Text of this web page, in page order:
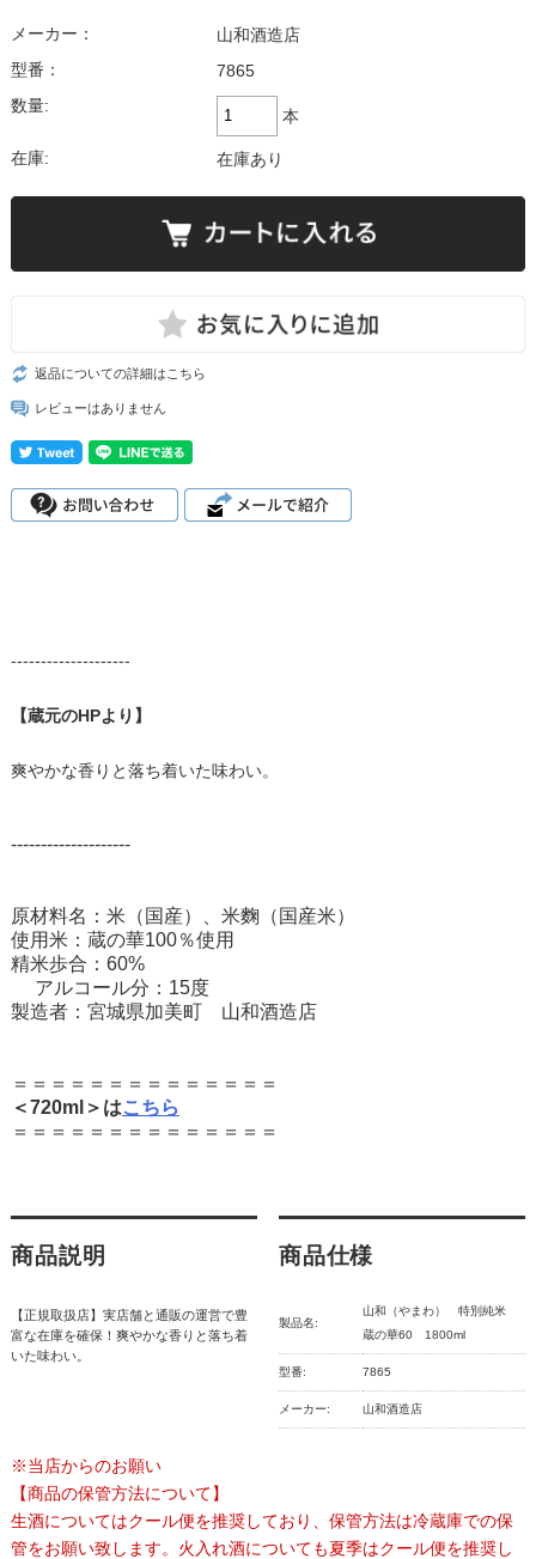
メーカー：
山和酒造店
型番：
7865
数量:
本
在庫: 在庫あり
返品についての詳細はこちら
レビューはありません
--------------------
【蔵元のHPより】
爽やかな香りと落ち着いた味わい。
--------------------
原材料名：米（国産）、米麴（国産米）
使用米：蔵の華100％使用
精米歩合：60%
アルコール分：15度
製造者：宮城県加美町 山和酒造店
＝＝＝＝＝＝＝＝＝＝＝＝＝＝
＜720ml＞はこちら
＝＝＝＝＝＝＝＝＝＝＝＝＝＝
商品説明
【正規取扱店】実店舗と通販の運営で豊
富な在庫を確保！爽やかな香りと落ち着
いた味わい。
商品仕様
製品名:
山和（やまわ） 特別純米
蔵の華60 1800ml
型番: 7865
メーカー: 山和酒造店
※当店からのお願い
【商品の保管方法について】
生酒についてはクール便を推奨しており、保管方法は冷蔵庫での保
管をお願い致します。火入れ酒についても夏季はクール便を推奨し